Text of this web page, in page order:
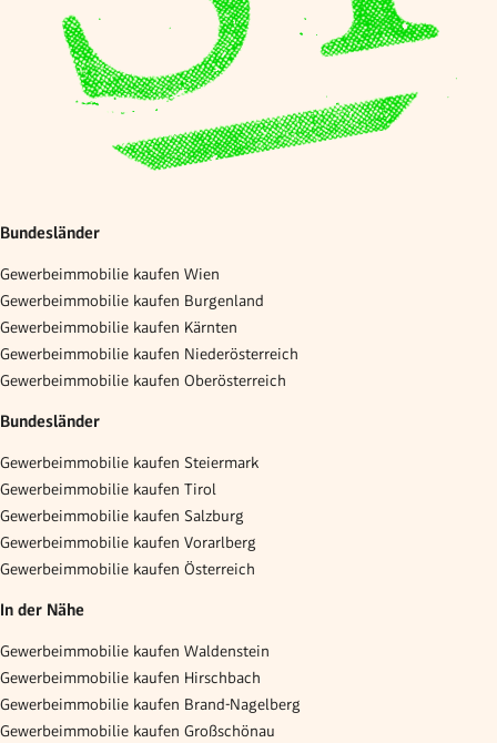
Bundesländer
Gewerbeimmobilie kaufen Wien
Gewerbeimmobilie kaufen Burgenland
Gewerbeimmobilie kaufen Kärnten
Gewerbeimmobilie kaufen Niederösterreich
Gewerbeimmobilie kaufen Oberösterreich
Bundesländer
Gewerbeimmobilie kaufen Steiermark
Gewerbeimmobilie kaufen Tirol
Gewerbeimmobilie kaufen Salzburg
Gewerbeimmobilie kaufen Vorarlberg
Gewerbeimmobilie kaufen Österreich
In der Nähe
Gewerbeimmobilie kaufen Waldenstein
Gewerbeimmobilie kaufen Hirschbach
Gewerbeimmobilie kaufen Brand-Nagelberg
Gewerbeimmobilie kaufen Großschönau